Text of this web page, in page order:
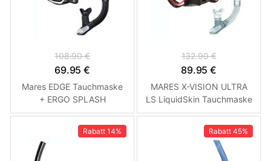
108.90 €
69.95 €
Mares EDGE Tauchmaske
+ ERGO SPLASH
Trockenschnorchel Černá /
Bílá
132.90 €
89.95 €
MARES X-VISION ULTRA
LS LiquidSkin Tauchmaske
+ ERGO DRY
Trockenschnorchel (Klar)
Černá - Červená
Rabatt 14% Rabatt 45%